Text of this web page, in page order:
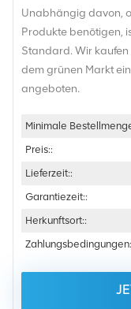
Unabhängig davon,
Produkte benötigen,
Standard. Wir
dem grünen Markt
angeboten.
Minimale
Preis::
Lieferzeit::
Garantiezeit::
Herkunftsort::